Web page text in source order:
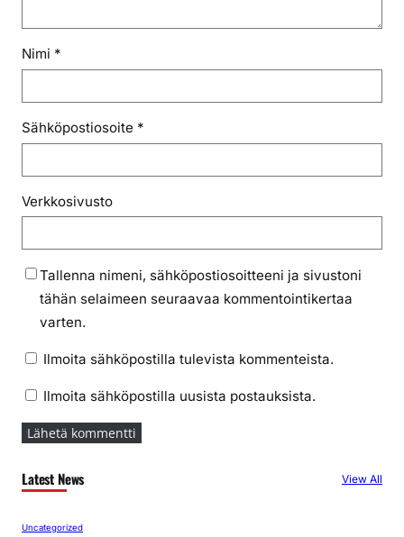
Nimi *
Sähköpostiosoite *
Verkkosivusto
Tallenna nimeni, sähköpostiosoitteeni ja sivustoni
tähän selaimeen seuraavaa kommentointikertaa
varten.
Ilmoita sähköpostilla tulevista kommenteista.
Ilmoita sähköpostilla uusista postauksista.
Latest News View All
Uncategorized